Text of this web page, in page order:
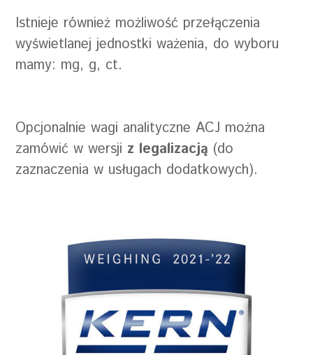
Istnieje również możliwość przełączenia
wyświetlanej jednostki ważenia, do wyboru
mamy: mg, g, ct.
Opcjonalnie wagi analityczne ACJ można
zamówić w wersji z legalizacją (do
zaznaczenia w usługach dodatkowych).